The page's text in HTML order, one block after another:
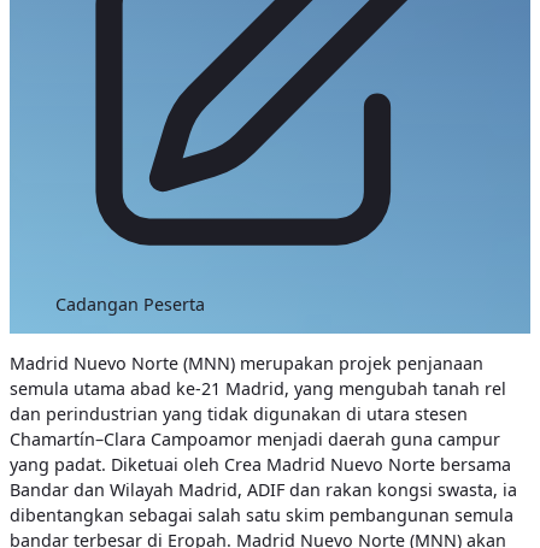
Cadangan Peserta
Madrid Nuevo Norte (MNN) merupakan projek penjanaan
semula utama abad ke-21 Madrid, yang mengubah tanah rel
dan perindustrian yang tidak digunakan di utara stesen
Chamartín–Clara Campoamor menjadi daerah guna campur
yang padat. Diketuai oleh Crea Madrid Nuevo Norte bersama
Bandar dan Wilayah Madrid, ADIF dan rakan kongsi swasta, ia
dibentangkan sebagai salah satu skim pembangunan semula
bandar terbesar di Eropah. Madrid Nuevo Norte (MNN) akan